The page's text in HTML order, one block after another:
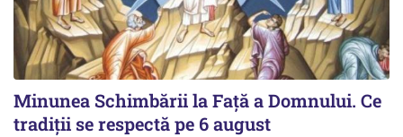
Minunea Schimbării la Față a Domnului. Ce
tradiții se respectă pe 6 august